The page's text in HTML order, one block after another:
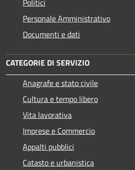
Politici
Personale Amministrativo
Documenti e dati
CATEGORIE DI SERVIZIO
Anagrafe e stato civile
Cultura e tempo libero
Vita lavorativa
Imprese e Commercio
Appalti pubblici
Catasto e urbanistica